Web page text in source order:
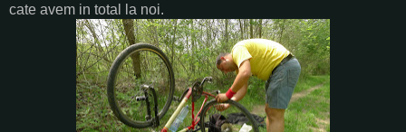
cate avem in total la noi.